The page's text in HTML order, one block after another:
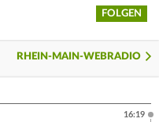
FOLGEN
RHEIN-MAIN-WEBRADIO
16:19